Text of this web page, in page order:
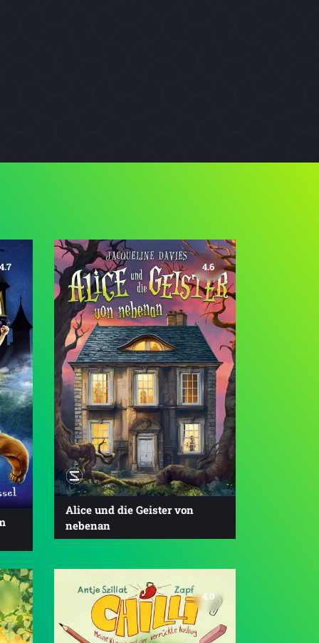
4.7 4.6
Alice und die Geister von
nebenan
4.0